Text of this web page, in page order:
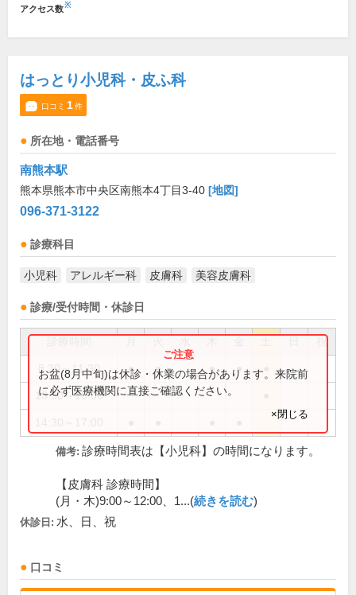
アクセス数※
はっとり小児科・皮ふ科
口コミ 1件
所在地・電話番号
南熊本駅
熊本県熊本市中央区南熊本4丁目3-40 [地図]
096-371-3122
診療科目
小児科 アレルギー科 皮膚科 美容皮膚科
診療/受付時間・休診日
祝
8:30～11:30 ● ● ● ●
13:30～16:00
お盆(8月中旬)は休診・休業の場合があります。来院前
に必ず医療機関に直接ご確認ください。
×閉じる
備考: 診療時間表は【小児科】の時間になります。
【皮膚科 診療時間】
(月・木)9:00～12:00、1...(続きを読む)
休診日: 水、日、祝
口コミ